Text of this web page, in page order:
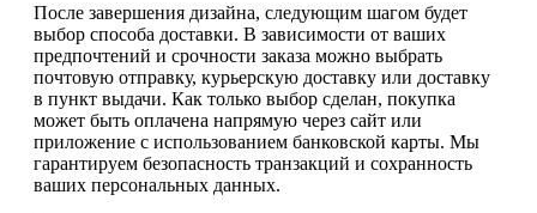
После завершения дизайна, следующим шагом будет
выбор способа доставки. В зависимости от ваших
предпочтений и срочности заказа можно выбрать
почтовую отправку, курьерскую доставку или доставку
в пункт выдачи. Как только выбор сделан, покупка
может быть оплачена напрямую через сайт или
приложение с использованием банковской карты. Мы
гарантируем безопасность транзакций и сохранность
ваших персональных данных.